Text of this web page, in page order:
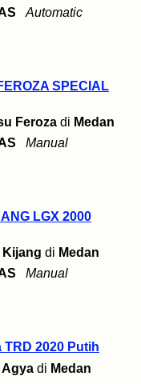
Automatic
SPECIAL
Feroza di Medan
Manual
LGX 2000
Kijang di Medan
Manual
TRD 2020 Putih
Agya di Medan